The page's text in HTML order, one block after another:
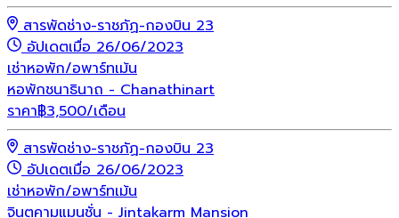
สารพัดช่าง-ราชภัฏ-กองบิน 23
อัปเดตเมื่อ 26/06/2023
เช่าหอพัก/อพาร์ทเม้น
หอพักชนาธินาถ - Chanathinart
ราคา฿3,500/เดือน
สารพัดช่าง-ราชภัฏ-กองบิน 23
อัปเดตเมื่อ 26/06/2023
เช่าหอพัก/อพาร์ทเม้น
จินตคามแมนชั่น - Jintakarm Mansion